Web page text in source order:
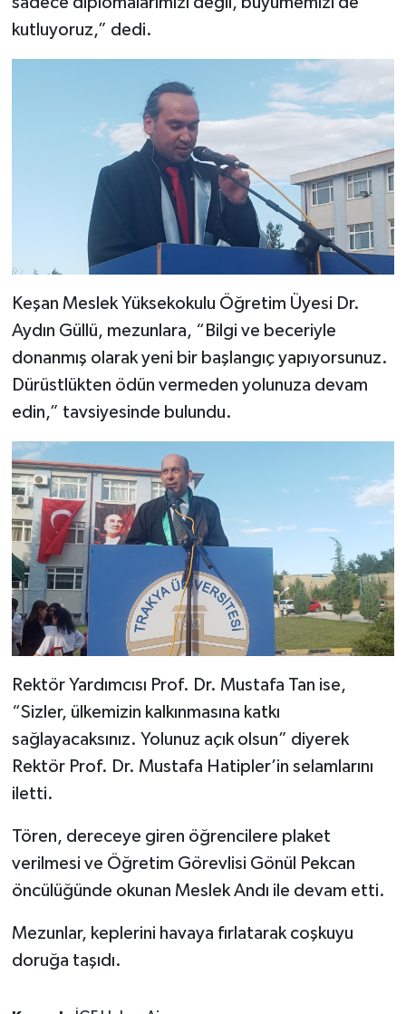
kutluyoruz,” dedi.
Keşan Meslek Yüksekokulu Öğretim Üyesi Dr.
Aydın Güllü, mezunlara, “Bilgi ve beceriyle
donanmış olarak yeni bir başlangıç yapıyorsunuz.
Dürüstlükten ödün vermeden yolunuza devam
edin,” tavsiyesinde bulundu.
Rektör Yardımcısı Prof. Dr. Mustafa Tan ise,
“Sizler, ülkemizin kalkınmasına katkı
sağlayacaksınız. Yolunuz açık olsun” diyerek
Rektör Prof. Dr. Mustafa Hatipler’in selamlarını
iletti.
Tören, dereceye giren öğrencilere plaket
verilmesi ve Öğretim Görevlisi Gönül Pekcan
öncülüğünde okunan Meslek Andı ile devam etti.
Mezunlar, keplerini havaya fırlatarak coşkuyu
doruğa taşıdı.